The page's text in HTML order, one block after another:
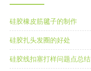
硅胶橡皮筋毽子的制作
硅胶扎头发圈的好处
硅胶线扣塞打样问题点总结